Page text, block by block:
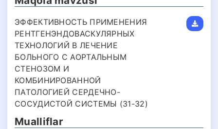
ЭФФЕКТИВНОСТЬ ПРИМЕНЕНИЯ
РЕНТГЕНЭНДОВАСКУЛЯРНЫХ
ТЕХНОЛОГИЙ В ЛЕЧЕНИЕ
БОЛЬНОГО С АОРТАЛЬНЫМ
СТЕНОЗОМ И
КОМБИНИРОВАННОЙ
ПАТОЛОГИЕЙ СЕРДЕЧНО-
СОСУДИСТОЙ СИСТЕМЫ (31-32)
Mualliflar